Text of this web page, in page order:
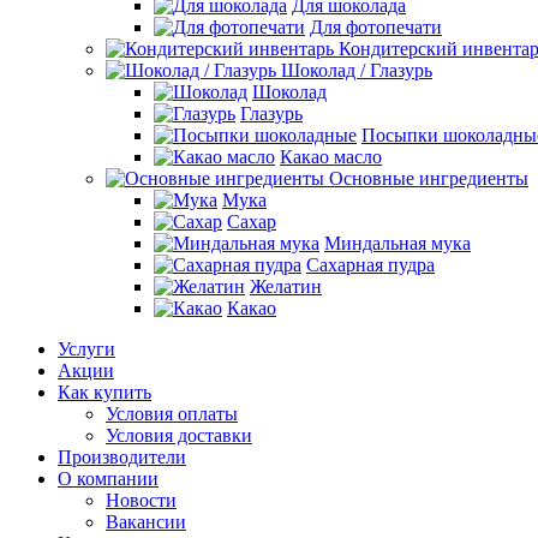
Для шоколада
Для фотопечати
Кондитерский
Шоколад / Глазурь
Шоколад
Глазурь
Посыпки
Какао масло
Основные ингредиенты
Мука
Сахар
Миндальная мука
Сахарная пудра
Желатин
Какао
Услуги
Акции
Как купить
Условия оплаты
Условия доставки
Производители
О компании
Новости
Вакансии